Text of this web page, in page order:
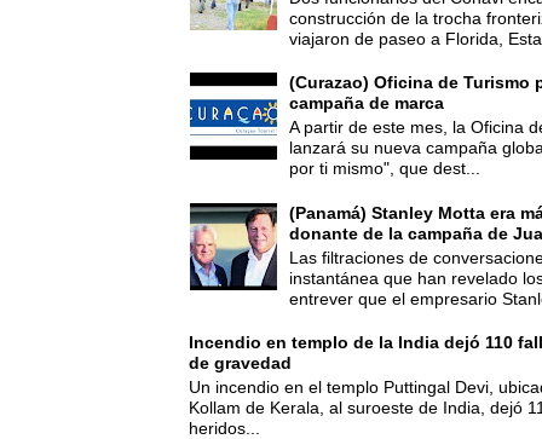
construcción de la trocha
viajaron de paseo a Florida,
(Curazao) Oficina de Turismo
campaña de marca
A partir de este mes, la Oficina
lanzará su nueva campaña
por ti mismo", que dest...
(Panamá) Stanley Motta era
donante de la campaña de
Las filtraciones de
instantánea que han revelado
entrever que el empresario
Incendio en templo de la India dejó 110
de gravedad
Un incendio en el templo Puttingal Devi,
Kollam de Kerala, al suroeste de India, dejó
heridos...